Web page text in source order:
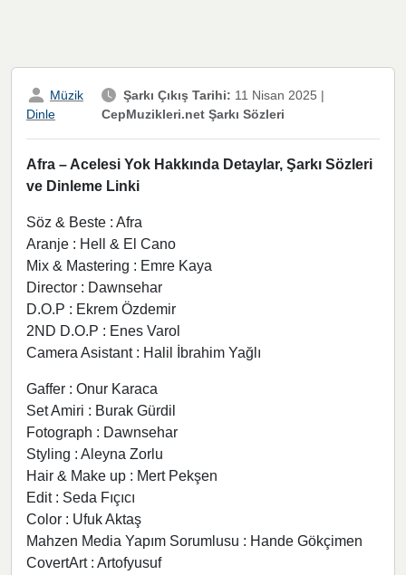
Müzik
Dinle
Şarkı Çıkış Tarihi: 11 Nisan 2025 |
CepMuzikleri.net Şarkı Sözleri
Afra – Acelesi Yok Hakkında Detaylar, Şarkı Sözleri
ve Dinleme Linki
Söz & Beste : Afra
Aranje : Hell & El Cano
Mix & Mastering : Emre Kaya
Director : Dawnsehar
D.O.P : Ekrem Özdemir
2ND D.O.P : Enes Varol
Camera Asistant : Halil İbrahim Yağlı
Gaffer : Onur Karaca
Set Amiri : Burak Gürdil
Fotograph : Dawnsehar
Styling : Aleyna Zorlu
Hair & Make up : Mert Pekşen
Edit : Seda Fıçıcı
Color : Ufuk Aktaş
Mahzen Media Yapım Sorumlusu : Hande Gökçimen
CovertArt : Artofyusuf